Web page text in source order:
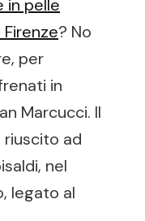
in pelle
? No
per
in
Marcucci. Il
riuscito ad
nel
legato al